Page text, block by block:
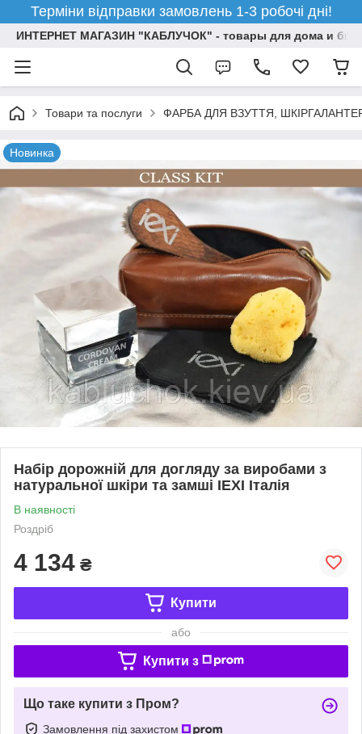
Терміни відправки замовлень 1-3 робочі дні!
ИНТЕРНЕТ МАГАЗИН "КАБЛУЧОК" - товары для дома и
Товари та послуги ФАРБА ДЛЯ ВЗУТТЯ,
Новинка
Набір дорожній для догляду за виробами з
натуральної шкіри та замші IEXI Італія
В наявності
Роздріб
4 134 ₴
Купити
або
Купити з
Що таке купити з Пром?
Замовлення під захистом